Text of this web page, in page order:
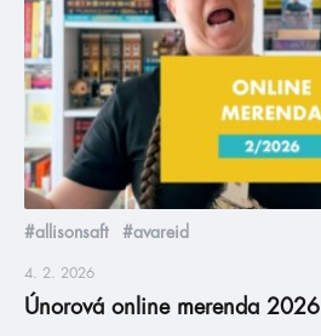
#allisonsaft #avareid
4. 2. 2026
Únorová online merenda 2026